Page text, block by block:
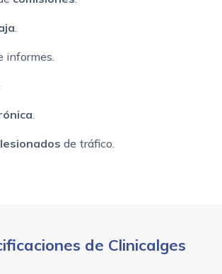
.
informes.
.
de tráfico.
de Clinicalges